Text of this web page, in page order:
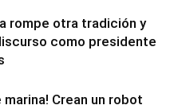
rompe otra tradición y
como presidente
marina! Crean un robot